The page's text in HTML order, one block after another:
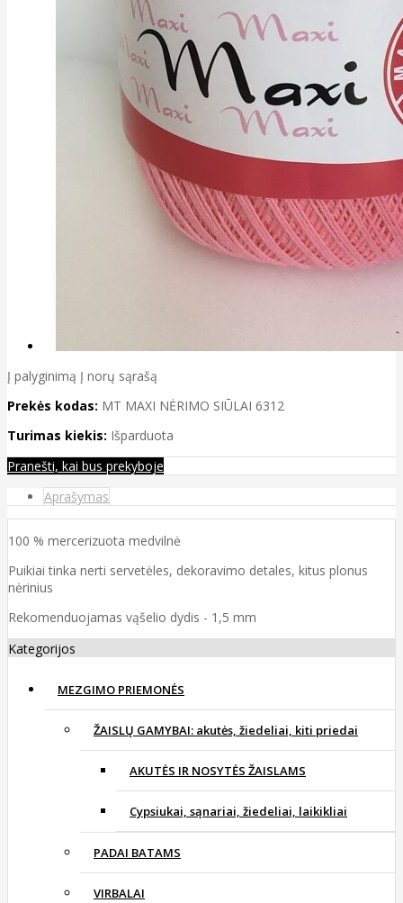
Į palyginimą Į norų sąrašą
Prekės kodas: MT MAXI NĖRIMO SIŪLAI 6312
Turimas kiekis: Išparduota
Pranešti, kai bus prekyboje
Aprašymas
100 % mercerizuota medvilnė
Puikiai tinka nerti servetėles, dekoravimo detales, kitus plonus
nėrinius
Rekomenduojamas vąšelio dydis - 1,5 mm
Kategorijos
MEZGIMO PRIEMONĖS
ŽAISLŲ GAMYBAI: akutės, žiedeliai, kiti priedai
AKUTĖS IR NOSYTĖS ŽAISLAMS
Cypsiukai, sąnariai, žiedeliai, laikikliai
PADAI BATAMS
VIRBALAI